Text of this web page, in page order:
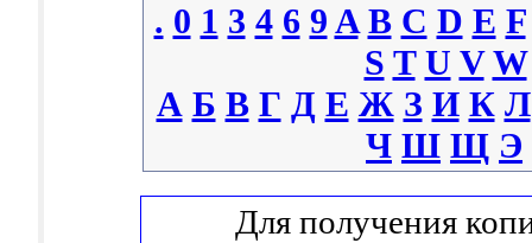
. 0 1 3 4 6 9 A B C D E F
S T U V W
А Б В Г Д Е Ж З И К Л
Ч Ш Щ Э
Для получения